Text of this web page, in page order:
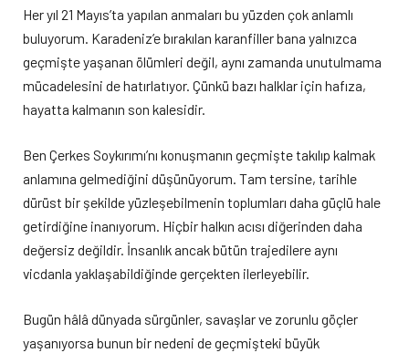
Her yıl 21 Mayıs’ta yapılan anmaları bu yüzden çok anlamlı
buluyorum. Karadeniz’e bırakılan karanfiller bana yalnızca
geçmişte yaşanan ölümleri değil, aynı zamanda unutulmama
mücadelesini de hatırlatıyor. Çünkü bazı halklar için hafıza,
hayatta kalmanın son kalesidir.
Ben Çerkes Soykırımı’nı konuşmanın geçmişte takılıp kalmak
anlamına gelmediğini düşünüyorum. Tam tersine, tarihle
dürüst bir şekilde yüzleşebilmenin toplumları daha güçlü hale
getirdiğine inanıyorum. Hiçbir halkın acısı diğerinden daha
değersiz değildir. İnsanlık ancak bütün trajedilere aynı
vicdanla yaklaşabildiğinde gerçekten ilerleyebilir.
Bugün hâlâ dünyada sürgünler, savaşlar ve zorunlu göçler
yaşanıyorsa bunun bir nedeni de geçmişteki büyük